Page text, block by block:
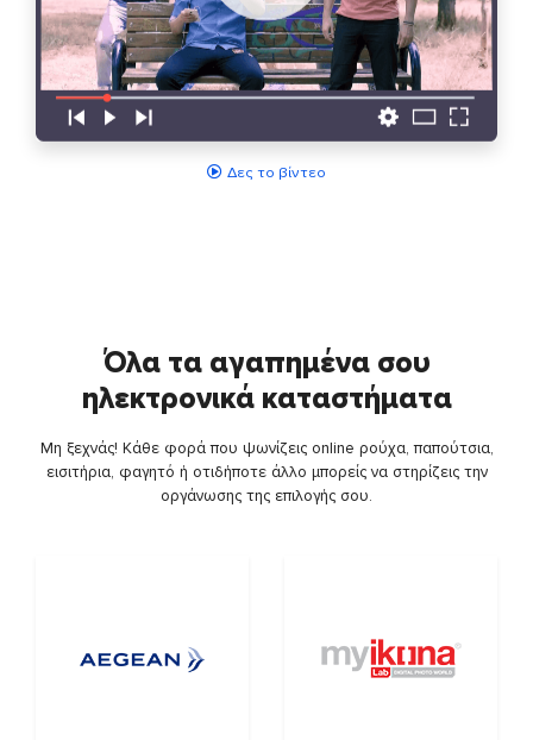
Δες το βίντεο
Όλα τα αγαπημένα σου
ηλεκτρονικά καταστήματα
Μη ξεχνάς! Κάθε φορά που ψωνίζεις online ρούχα, παπούτσια,
εισιτήρια, φαγητό ή οτιδήποτε άλλο μπορείς να στηρίζεις την
οργάνωσης της επιλογής σου.